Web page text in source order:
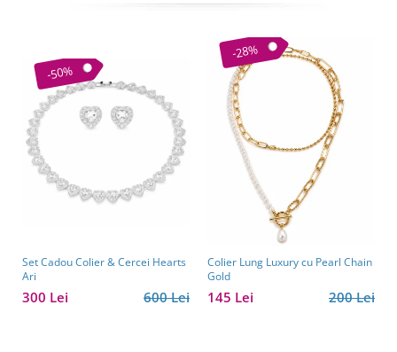
-50%
Set Cadou Colier & Cercei Hearts
Ari
600 Lei
300 Lei
-28%
Colier Lung Luxury cu Pearl Chain
Gold
200 Lei
145 Lei